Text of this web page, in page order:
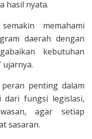
hasil nyata.
memahami
daerah dengan
kebutuhan
ujarnya.
penting dalam
dari fungsi legislasi,
agar setiap
sasaran.